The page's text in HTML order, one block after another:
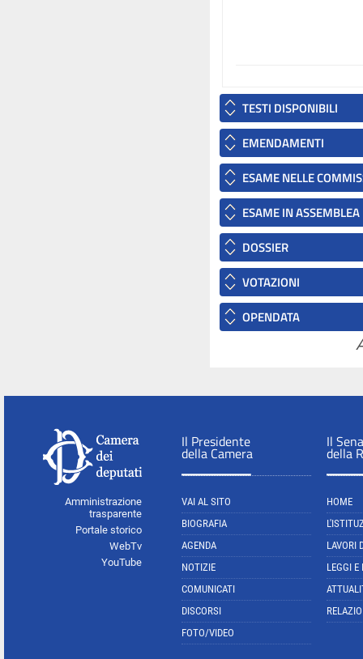
TESTI DISPONIBILI
EMENDAMENTI
ESAME NELLE
ESAME IN ASSEMBLEA
DOSSIER
VOTAZIONI
OPENDATA
Amministrazione
trasparente
Portale storico
WebTv
YouTube
Il Presidente
della Camera
VAI AL SITO
BIOGRAFIA
AGENDA
NOTIZIE
COMUNICATI
DISCORSI
FOTO/VIDEO
Il
della
HOME
LAVORI
LEGGI E